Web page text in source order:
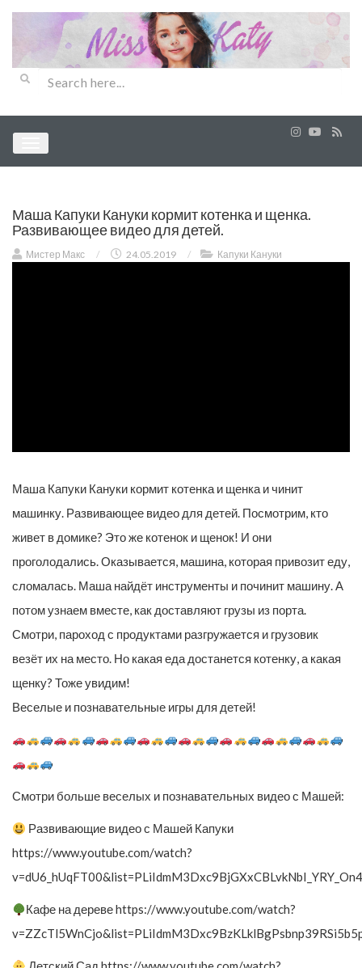
Маша Капуки Кануки кормит котенка и щенка.
Развивающее видео для детей.
Мистер Макс / 24.05.2019 / Капуки Кануки
Маша Капуки Кануки кормит котенка и щенка и чинит
машинку. Развивающее видео для детей. Посмотрим, кто
живет в домике? Это же котенок и щенок! И они
проголодались. Оказывается, машина, которая привозит еду,
сломалась. Маша найдёт инструменты и починит машину. А
потом узнаем вместе, как доставляют грузы из порта.
Смотри, пароход с продуктами разгружается и грузовик
везёт их на место. Но какая еда достанется котенку, а какая
щенку? Тоже увидим!
Веселые и познавательные игры для детей!
Смотри больше веселых и познавательных видео с Машей:
Развивающие видео с Машей Капуки
https://www.youtube.com/watch?
Кафе на дереве https://www.youtube.com/watch?